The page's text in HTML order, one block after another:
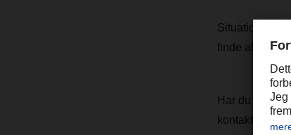
Situationen i
finde
Har du
kontaktperson